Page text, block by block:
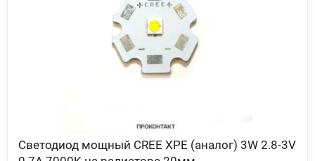
Светодиод мощный CREE XPE (аналог) 3W 2.8-3V